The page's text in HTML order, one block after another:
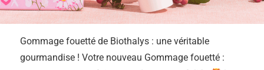
Gommage fouetté de Biothalys : une véritable
gourmandise ! Votre nouveau Gommage fouetté :